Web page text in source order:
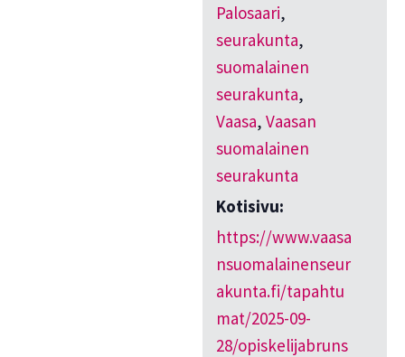
Palosaari,
seurakunta,
suomalainen
seurakunta,
Vaasa, Vaasan
suomalainen
seurakunta
Kotisivu:
https://www.vaasa
nsuomalainenseur
akunta.fi/tapahtu
mat/2025-09-
28/opiskelijabruns